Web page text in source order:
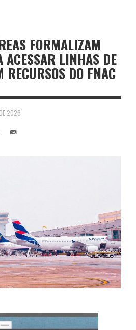
FORMALIZAM
ACESSAR LINHAS DE
RECURSOS DO FNAC
2026